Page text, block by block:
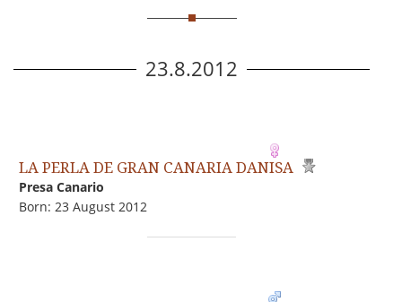
23.8.2012
LA PERLA DE GRAN CANARIA DANISA
Presa Canario
Born: 23 August 2012